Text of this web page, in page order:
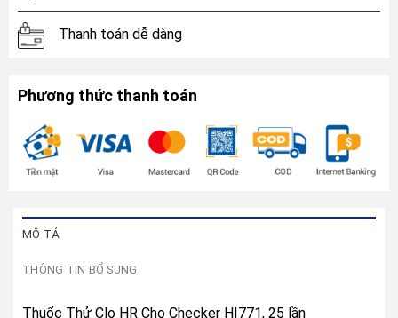
Thanh toán dễ dàng
Phương thức thanh toán
MÔ TẢ
THÔNG TIN BỔ SUNG
Thuốc Thử Clo HR Cho Checker HI771, 25 lần